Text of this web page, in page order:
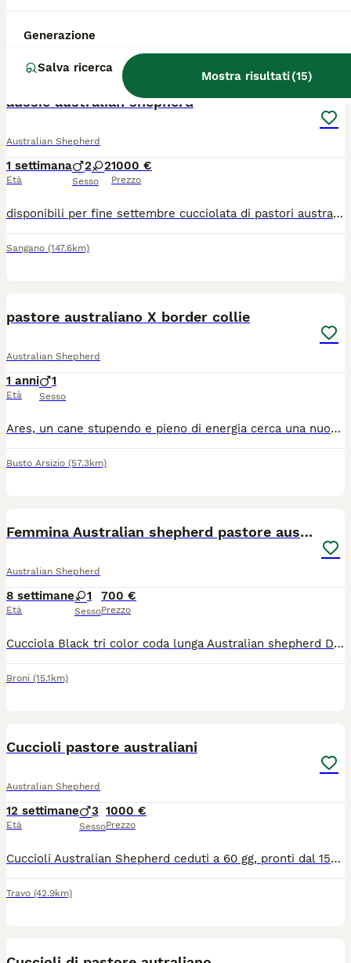
Generazione
Salva ricerca
Mostra risultati(15)
Corniglio (101.9km)
aussie australian shepherd
Australian Shepherd
1 settimana
Età
2 2
Sesso
1000 €
Prezzo
disponibili per fine settembre cucciolata di pastori australiani con pedigree. nasceranno a fine luglio. non si sa ancora il sesso ma dall ecografia si vede che sono 4 . i genitori hanno fatto tutte i test genetici mrd1 e lastre ufficiali anca e gomiti negativi .a partire da 1000
Sangano (147.6km)
pastore australiano X border collie
Australian Shepherd
1 anni
Età
1
Sesso
Ares, un cane stupendo e pieno di energia cerca una nuova casa con una famiglia pronta a dargli l’amore che merita. È un incrocio tra pastore australiano e border collie. È stupendo, sa andare al guinzaglio, sa i comandi base. Ha un anno e mezzo ma la voglia di giocare come un cucciolo. Ama le coccole ed è tanto affettuoso, si lega molto alla sua famiglia . Per ulteriori informazioni contattatemi pure.
Busto Arsizio (57.3km)
Femmina Australian shepherd pastore australiano
Australian Shepherd
8 settimane
Età
1
Sesso
700 €
Prezzo
Cucciola Black tri color coda lunga Australian shepherd Disponibile dopo il 12/8 Mamma nonna e zia visibili in azienda Entrambi i genitori con lastre certificate ed esenti da displasia anca e gomito Test genetici della razza La cucciola sarà ceduta dopo i 65 gg con: Microchip I vaccino Visita veterinaria Libretto Pedigree Enci
Broni (15.1km)
Cuccioli pastore australiani
Australian Shepherd
12 settimane
Età
3
Sesso
1000 €
Prezzo
Cuccioli Australian Shepherd ceduti a 60 gg, pronti dal 15/07/2026 con: - pedigree ROI ENCI - microchip - vaccinazione - 3 sverminazioni - libretto sanitario I genitori sono testati ed esenti da patologie genetiche ereditarie e padre lastrato per displasia anca/gomito. Madre Red merle, padre Red. Genitori visibili
Travo (42.9km)